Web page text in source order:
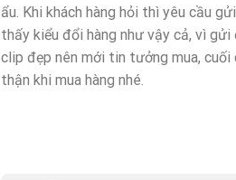
ẩu. Khi khách hàng hỏi thì yêu cầu
thấy kiểu đổi hàng như vậy cả, vì
clip đẹp nên mới tin tưởng mua,
thận khi mua hàng nhé.